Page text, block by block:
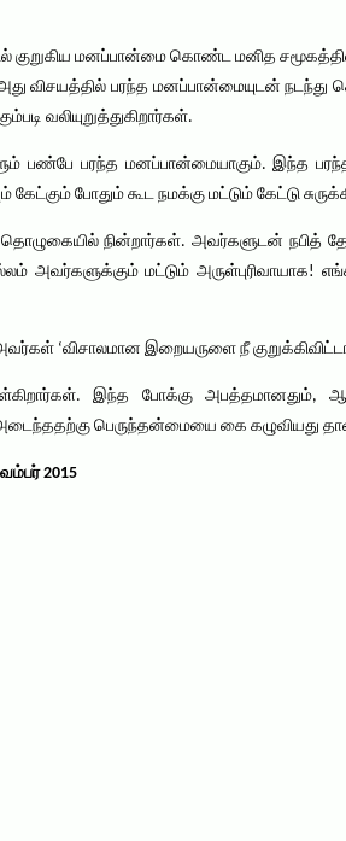
மனப்பான்மை கொண்ட மனித
அது விசயத்தில் பரந்த மனப்பான்மையுடன்
வலியுறுத்துகிறார்கள்.
பண்பே பரந்த மனப்பான்மையாகும். இந்த
போதும் கூட நமக்கு மட்டும் கேட்டு
நின்றார்கள். அவர்களுடன் நபித்
மட்டும் அருள்புரிவாயாக!
‘விசாலமான இறையருளை நீ
இந்த போக்கு அபத்தமானதும்,
பெருந்தன்மையை கை கழுவியது
2015